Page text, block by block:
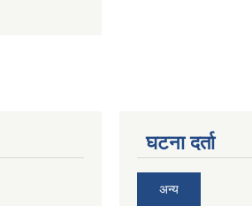
घटना दर्ता
अन्य